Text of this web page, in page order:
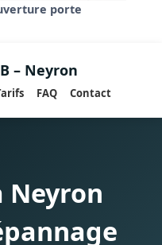
porte
– Neyron
FAQ Contact
Neyron